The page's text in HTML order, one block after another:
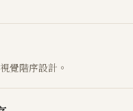
覺階序設計。